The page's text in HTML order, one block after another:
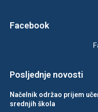
Facebook
Posljednje novosti
Načelnik održao prijem
srednjih škola